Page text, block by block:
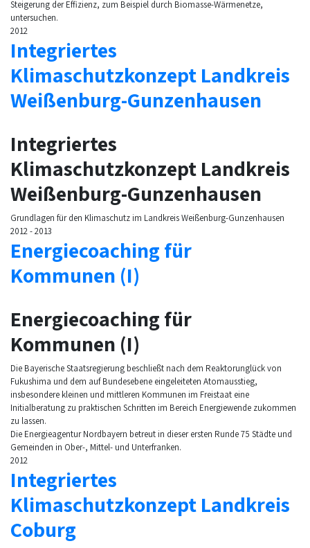
Steigerung der Effizienz, zum Beispiel durch Biomasse-Wärmenetze,
untersuchen.
2012
Integriertes
Klimaschutzkonzept Landkreis
Weißenburg-Gunzenhausen
Integriertes
Klimaschutzkonzept Landkreis
Weißenburg-Gunzenhausen
Grundlagen für den Klimaschutz im Landkreis Weißenburg-Gunzenhausen
2012 - 2013
Energiecoaching für
Kommunen (I)
Energiecoaching für
Kommunen (I)
Die Bayerische Staatsregierung beschließt nach dem Reaktorunglück von
Fukushima und dem auf Bundesebene eingeleiteten Atomausstieg,
insbesondere kleinen und mittleren Kommunen im Freistaat eine
Initialberatung zu praktischen Schritten im Bereich Energiewende zukommen
zu lassen.
Die Energieagentur Nordbayern betreut in dieser ersten Runde 75 Städte und
Gemeinden in Ober-, Mittel- und Unterfranken.
2012
Integriertes
Klimaschutzkonzept Landkreis
Coburg